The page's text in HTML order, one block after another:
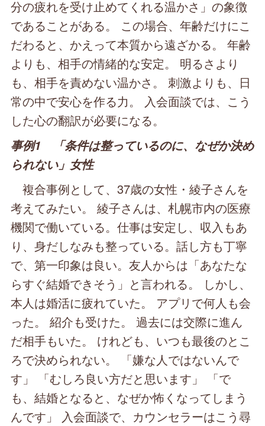
分の疲れを受け止めてくれる温かさ」の象徴
であることがある。 この場合、年齢だけにこ
だわると、かえって本質から遠ざかる。 年齢
よりも、相手の情緒的な安定。 明るさより
も、相手を責めない温かさ。 刺激よりも、日
常の中で安心を作る力。 入会面談では、こう
した心の翻訳が必要になる。
事例1 「条件は整っているのに、なぜか決め
られない」女性
複合事例として、37歳の女性・綾子さんを
考えてみたい。 綾子さんは、札幌市内の医療
機関で働いている。仕事は安定し、収入もあ
り、身だしなみも整っている。話し方も丁寧
で、第一印象は良い。友人からは「あなたな
らすぐ結婚できそう」と言われる。 しかし、
本人は婚活に疲れていた。 アプリで何人も会
った。 紹介も受けた。 過去には交際に進ん
だ相手もいた。 けれども、いつも最後のとこ
ろで決められない。 「嫌な人ではないんで
す」 「むしろ良い方だと思います」 「で
も、結婚となると、なぜか怖くなってしまう
んです」 入会面談で、カウンセラーはこう尋